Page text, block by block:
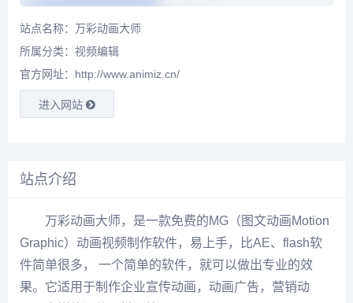
站点名称：万彩动画大师
所属分类： 视频编辑
官方网址：http://www.animiz.cn/
进入网站
站点介绍
万彩动画大师，是一款免费的MG（图文动画Motion
Graphic）动画视频制作软件，易上手，比AE、flash软
件简单很多， 一个简单的软件，就可以做出专业的效
果。它适用于制作企业宣传动画，动画广告，营销动